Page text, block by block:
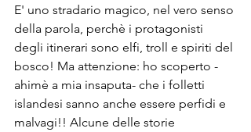
E' uno stradario magico, nel vero senso
della parola, perchè i protagonisti
degli itinerari sono elfi, troll e spiriti del
bosco! Ma attenzione: ho scoperto -
ahimè a mia insaputa- che i folletti
islandesi sanno anche essere perfidi e
malvagi!! Alcune delle storie